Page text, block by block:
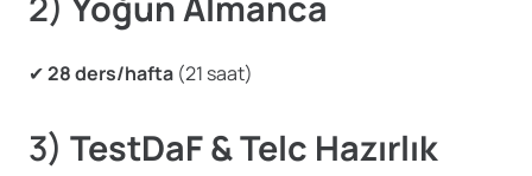
✔28 ders/hafta (21 saat)
3) TestDaF & Telc Hazırlık